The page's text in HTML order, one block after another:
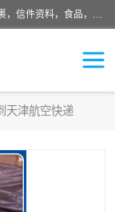
武汉本泰航空服务有限公司，专业服务航空托运普通包裹，信件资料，食品，服装，快消品等运输的专线空运，完善的网络服务确保为客户提供准确、*、安全的“门对门”服务，本着“诚信为本、精诚合作”的服务宗旨.“以安全运输为保障，以运价合理要求市场”的经营理念。武汉机场货运、武汉航空物流、武汉空运、武汉天河国际机场东方、南方、国际航空、机场空运业务覆盖国内二三线机场城市，如：武汉-敦煌、武汉-柳州等
天津航空快递